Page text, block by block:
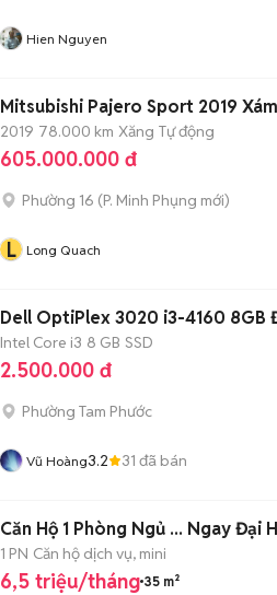
Hien Nguyen
Mitsubishi Pajero Sport 2019
2019 78.000 km Xăng Tự động
605.000.000 đ
Phường 16 (P. Minh Phụng mới)
L Long Quach
Dell OptiPlex 3020 i3-4160 8GB
Intel Core i3 8 GB SSD
2.500.000 đ
Phường Tam Phước
Vũ Hoàng3.2 31 đã bán
Căn Hộ 1 Phòng
1 PN Căn hộ dịch vụ, mini
6,5 triệu/tháng 35 m²